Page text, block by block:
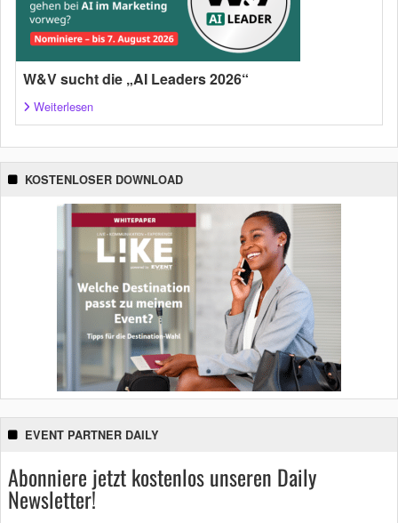
W&V sucht die „AI Leaders 2026“
Weiterlesen
KOSTENLOSER DOWNLOAD
EVENT PARTNER DAILY
Abonniere jetzt kostenlos unseren Daily
Newsletter!